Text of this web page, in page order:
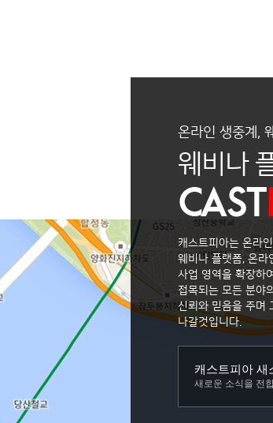
온라인 생중계,
웨비나
캐스트피아는 온라
웨비나 플랫폼, 온라
사업 영역을 확장하
접목되는 모든 분야
신뢰와 믿음을 주며
나갈것입니다.
캐스트피아 새
새로운 소식을 전